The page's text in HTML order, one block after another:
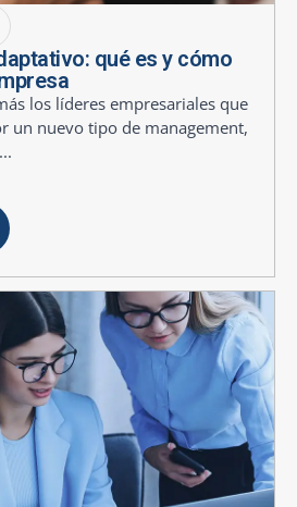
qué es y cómo
los líderes empresariales que
un nuevo tipo de management,